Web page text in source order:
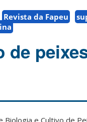
Revista da Fapeu
de